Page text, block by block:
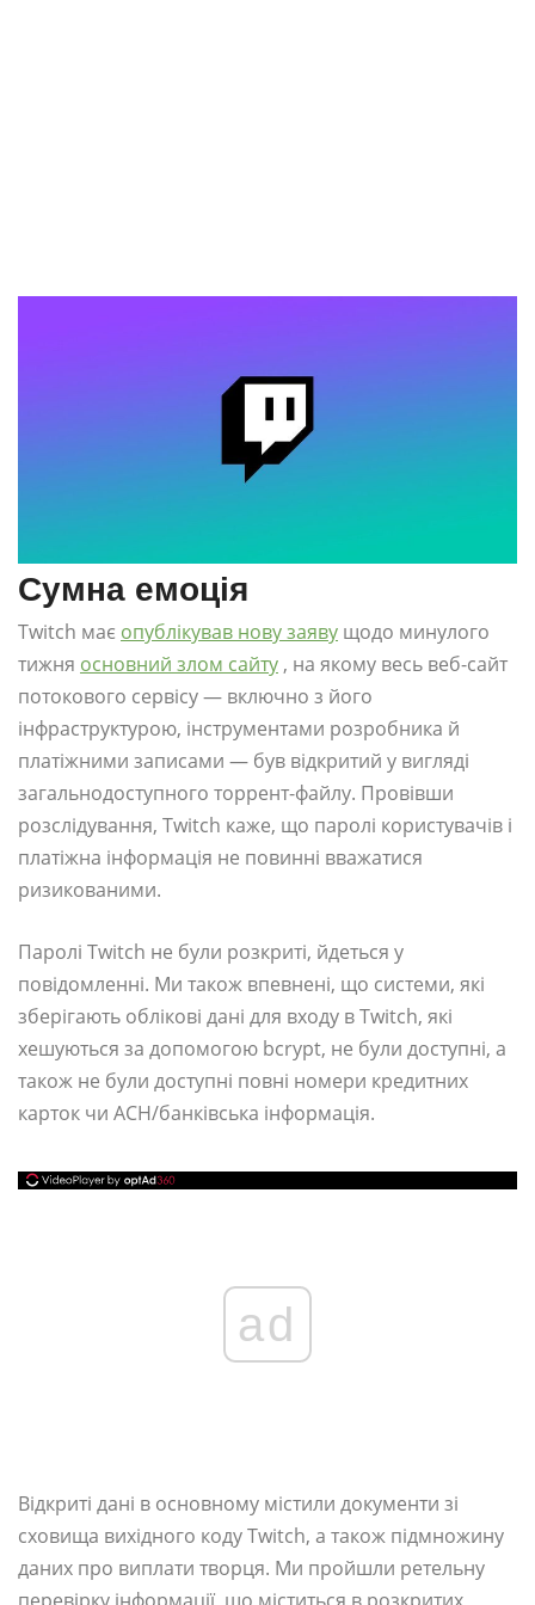
Сумна емоція
Twitch має опублікував нову заяву щодо минулого
тижня основний злом сайту , на якому весь веб-сайт
потокового сервісу — включно з його
інфраструктурою, інструментами розробника й
платіжними записами — був відкритий у вигляді
загальнодоступного торрент-файлу. Провівши
розслідування, Twitch каже, що паролі користувачів і
платіжна інформація не повинні вважатися
ризикованими.
Паролі Twitch не були розкриті, йдеться у
повідомленні. Ми також впевнені, що системи, які
зберігають облікові дані для входу в Twitch, які
хешуються за допомогою bcrypt, не були доступні, а
також не були доступні повні номери кредитних
карток чи ACH/банківська інформація.
ad
Відкриті дані в основному містили документи зі
сховища вихідного коду Twitch, а також підмножину
даних про виплати творця. Ми пройшли ретельну